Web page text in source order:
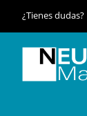
¿Tienes dudas?